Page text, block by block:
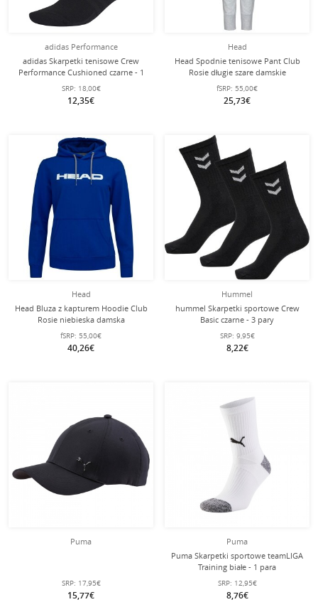
adidas Performance
adidas Skarpetki tenisowe Crew
Performance Cushioned czarne - 1
para
SRP: 18,00€
12,35€
Head
Head Spodnie tenisowe Pant Club
Rosie długie szare damskie
fSRP: 55,00€
25,73€
Head
Head Bluza z kapturem Hoodie Club
Rosie niebieska damska
fSRP: 55,00€
40,26€
Hummel
hummel Skarpetki sportowe Crew
Basic czarne - 3 pary
SRP: 9,95€
8,22€
Puma
SRP: 17,95€
15,77€
Puma
Puma Skarpetki sportowe teamLIGA
Training białe - 1 para
SRP: 12,95€
8,76€